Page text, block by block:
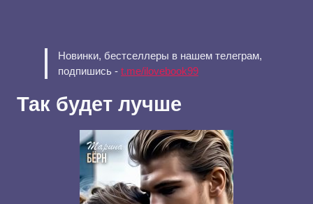
Новинки, бестселлеры в нашем телеграм,
подпишись - t.me/ilovebook99
Так будет лучше